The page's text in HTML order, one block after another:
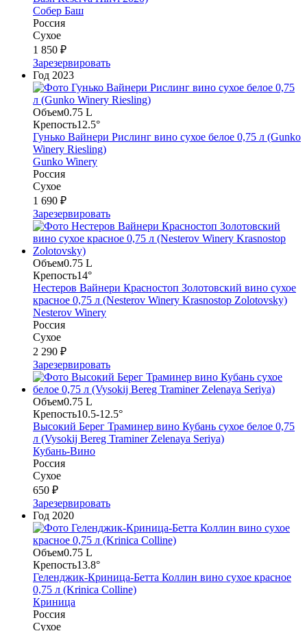
Собер Баш
Россия
Сухое
1 850 ₽
Зарезервировать
Год 2023
Объем0.75 L
Крепость12.5°
Гунько Вайнери Рислинг вино сухое белое 0,75 л (Gunko
Winery Riesling)
Gunko Winery
Россия
Сухое
1 690 ₽
Зарезервировать
Объем0.75 L
Крепость14°
Нестеров Вайнери Красностоп Золотовский вино сухое
красное 0,75 л (Nesterov Winery Krasnostop Zolotovsky)
Nesterov Winery
Россия
Сухое
2 290 ₽
Зарезервировать
Объем0.75 L
Крепость10.5-12.5°
Высокий Берег Траминер вино Кубань сухое белое 0,75
л (Vysokij Bereg Traminer Zelenaya Seriya)
Кубань-Вино
Россия
Сухое
650 ₽
Зарезервировать
Год 2020
Объем0.75 L
Крепость13.8°
Геленджик-Криница-Бетта Коллин вино сухое красное
0,75 л (Krinica Colline)
Криница
Россия
Сухое